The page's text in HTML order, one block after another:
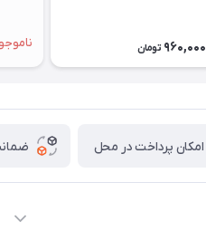
960,000 تومان
امکان پرداخت در محل